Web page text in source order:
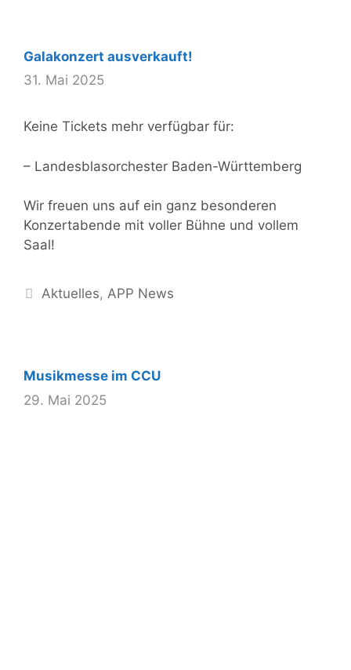
Galakonzert ausverkauft!
31. Mai 2025
Keine Tickets mehr verfügbar für:
– Landesblasorchester Baden-Württemberg
Wir freuen uns auf ein ganz besonderen
Konzertabende mit voller Bühne und vollem
Saal!
Kategorien
Aktuelles,APP News
Musikmesse im CCU
29. Mai 2025